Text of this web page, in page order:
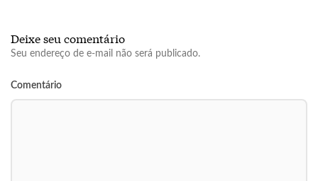
Deixe seu comentário
Seu endereço de e-mail não será publicado.
Comentário